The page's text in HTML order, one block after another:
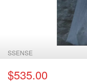
SSENSE
$535.00